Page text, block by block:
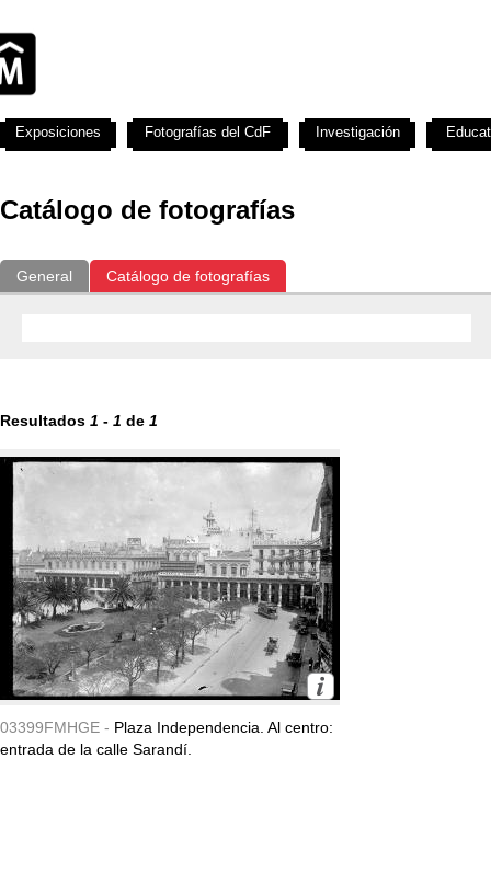
Catálogo de fotografías
General Catálogo de fotografías
Resultados 1 - 1 de 1
03399FMHGE - Plaza Independencia. Al centro:
entrada de la calle Sarandí.
Exposiciones Fotografías del CdF Investigación